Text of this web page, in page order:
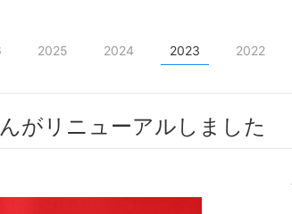
2025 2024 2023 2022
がリニューアルしました